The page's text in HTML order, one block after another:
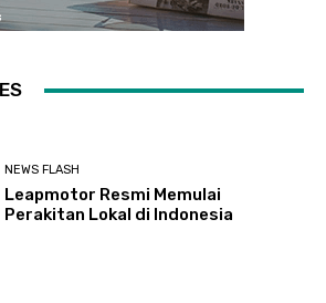
NEWS FLASH
Leapmotor Resmi Memulai
Perakitan Lokal di Indonesia